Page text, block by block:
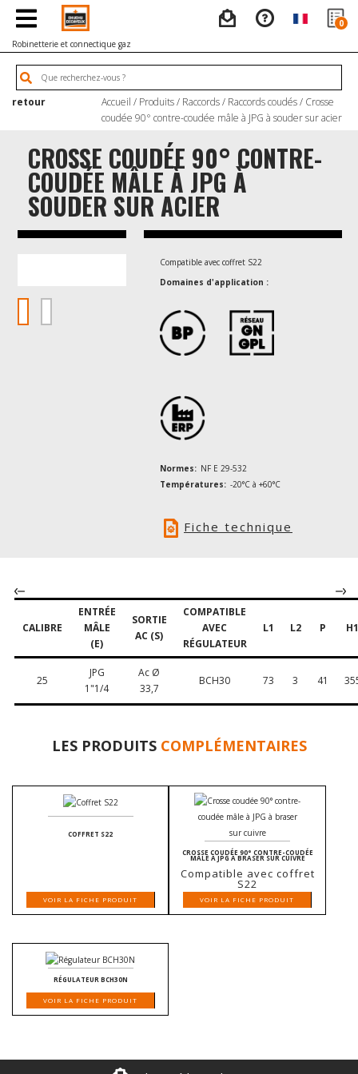
0
Robinetterie et connectique gaz
retour Accueil / Produits/ Raccords/ Raccords coudés/ Crosse
coudée 90° contre-coudée mâle à JPG à souder sur acier
CROSSE COUDÉE 90° CONTRE-
COUDÉE MÂLE À JPG À
SOUDER SUR ACIER
Compatible avec coffret S22
Domaines d'application :
Normes: NF E 29-532
Températures: -20°C à +60°C
Fiche technique
CALIBRE
ENTRÉE
MÂLE
(E)
SORTIE
AC (S)
COMPATIBLE
AVEC
RÉGULATEUR
L1 L2 P H1
25
JPG
1"1/4
Ac Ø
33,7
BCH30 73 3 41
LES PRODUITS COMPLÉMENTAIRES
COFFRET S22
VOIR LA FICHE PRODUIT
CROSSE COUDÉE 90° CONTRE-COUDÉE
MÂLE À JPG À BRASER SUR CUIVRE
Compatible avec coffret
S22
VOIR LA FICHE PRODUIT
RÉGULATEUR BCH30N
VOIR LA FICHE PRODUIT